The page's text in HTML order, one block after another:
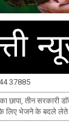
37885
छापा, तीन सरकारी
के लिए भेजने के बदले